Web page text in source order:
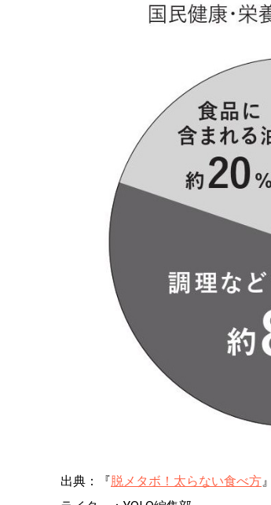
出典：『脱メタボ！太らない食べ方 』